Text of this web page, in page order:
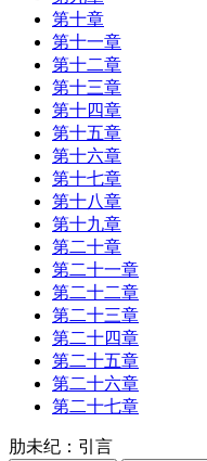
第十章
第十一章
第十二章
第十三章
第十四章
第十五章
第十六章
第十七章
第十八章
第十九章
第二十章
第二十一章
第二十二章
第二十三章
第二十四章
第二十五章
第二十六章
第二十七章
肋未纪：引言